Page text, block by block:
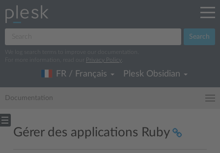
Search
We log search terms to improve our documentation.
For more information, read our
Privacy Policy
FR / Français Plesk Obsidian
Documentation
Gérer des applications Ruby